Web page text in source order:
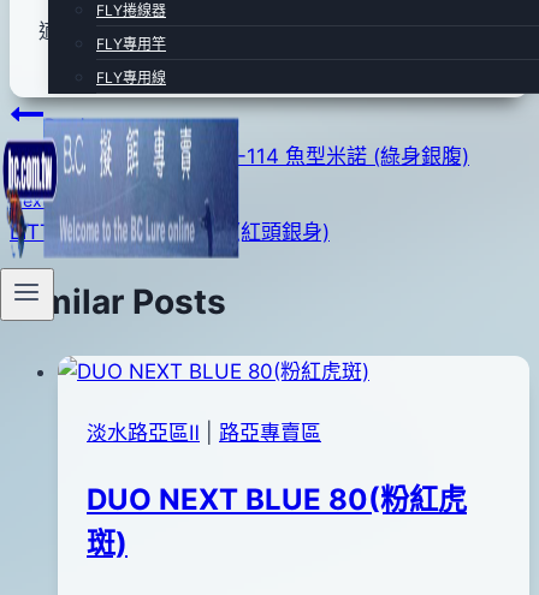
FLY捲線器
FLY專用竿
FLY專用線
年
月
10
日
適用竹梭.金目鱸.紅曹.牛港等大型掠食魚!
文
章
導
覽
Previous
FINLUCKY MINNOW SP-114 魚型米諾 (綠身銀腹)
Next
LITTLE JACK-SAYORIS (紅頭銀身)
Similar Posts
淡水路亞區Ⅱ 路亞專賣區
DUO NEXT BLUE 80(粉紅虎
斑)